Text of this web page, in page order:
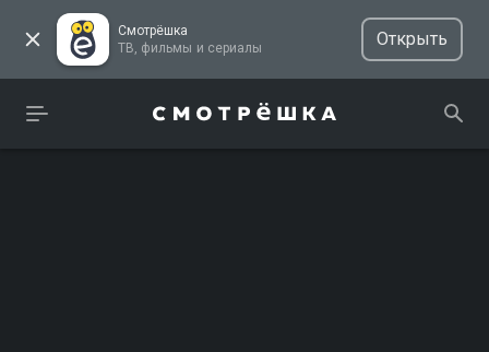
Смотрёшка
ТВ, фильмы и сериалы
Открыть